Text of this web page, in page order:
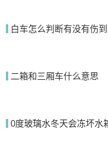
白车怎么判断有没有伤
二箱和三厢车什么意思
0度玻璃水冬天会冻坏水